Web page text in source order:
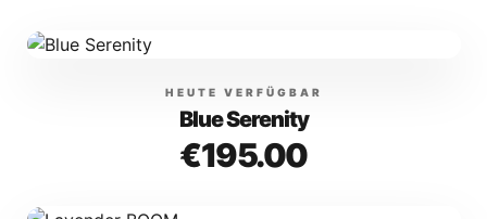
HEUTE VERFÜGBAR
Blue Serenity
€195.00